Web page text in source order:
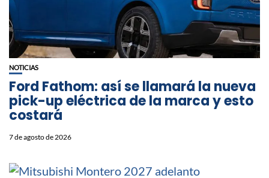
NOTICIAS
Ford Fathom: así se llamará la nueva
pick-up eléctrica de la marca y esto
costará
7 de agosto de 2026